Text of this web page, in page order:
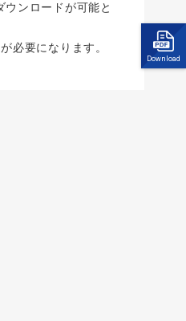
ンロードが可能と
必要になります。
Download